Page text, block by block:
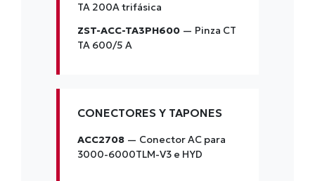
TA 200A trifásica
ZST-ACC-TA3PH600 — Pinza CT
TA 600/5 A
CONECTORES Y TAPONES
ACC2708 — Conector AC para
3000-6000TLM-V3 e HYD